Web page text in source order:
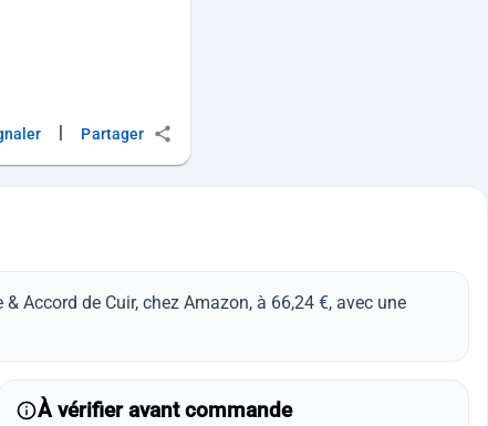
Partager
Accord de Cuir, chez Amazon, à 66,24 €, avec une
À vérifier avant commande